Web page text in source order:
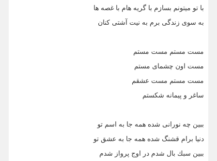
با تو ميتونم بسازم با گريه هام با غصه ها
به سوى زندگى برم به نيت آشتى كنان
مست مستم مست مستم
مست اون چشماى مستم
مست مستم مست عشقم
ساغر و پيمانه شكستم
ببين چه نورانى شده همه جا به اسم تو
دنيا برام قشنگ شده همه جا به عشق تو
ببين سبك بال شدم در اوج پرواز شدم